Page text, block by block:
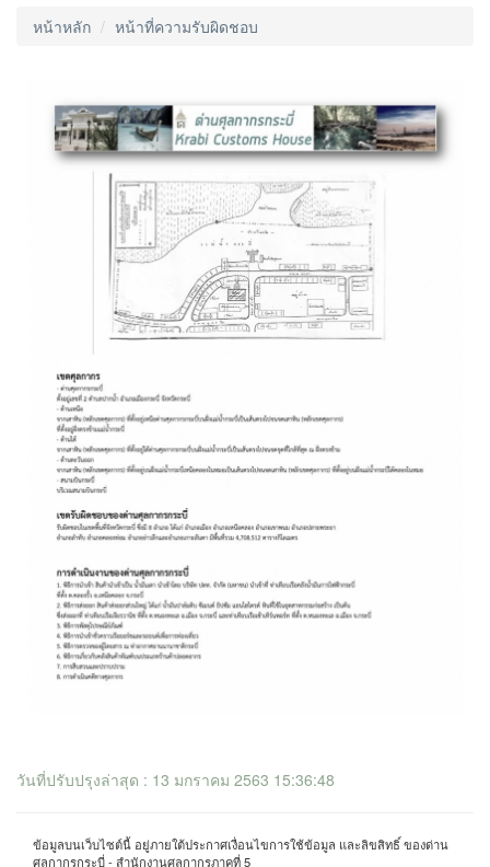
หน้าหลัก หน้าที่ความรับผิดชอบ
วันที่ปรับปรุงล่าสุด : 13 มกราคม 2563 15:36:48
ข้อมูลบนเว็บไซต์นี้ อยู่ภายใต้ประกาศเงื่อนไขการใช้ข้อมูล และลิขสิทธิ์ ของด่าน
ศุลกากรกระบี่ - สำนักงานศุลกากรภาคที่ 5